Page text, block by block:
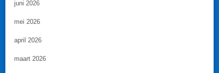
juni 2026
mei 2026
april 2026
maart 2026